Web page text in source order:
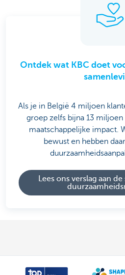
Ontdek wat KBC doet
Als je in België 4 miljoen
groep zelfs bijna 13
maatschappelijke impact.
bewust en hebben
Lees ons verslag aan